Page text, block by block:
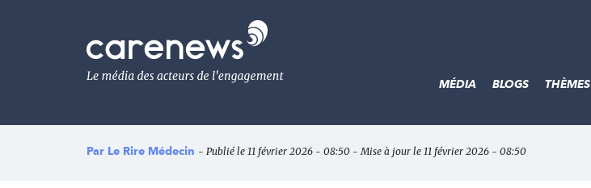
Le
média
de
l'engagement
MÉDIA BLOGS THÈMES
Par Le Rire Médecin - Publié le 11 février 2026 - 08:50 - Mise à jour le 11 février 2026 - 08:50